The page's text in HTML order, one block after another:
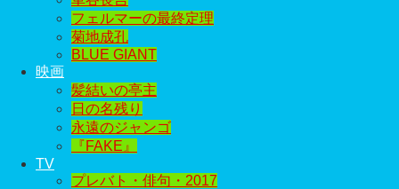
フェルマーの最終定理
菊地成孔
BLUE GIANT
映画
髪結いの亭主
日の名残り
永遠のジャンゴ
『FAKE』
TV
プレバト・俳句・2017